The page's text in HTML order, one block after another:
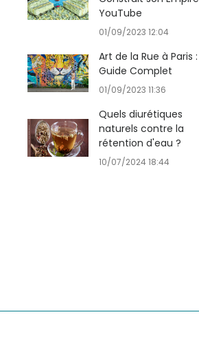
YouTube
01/09/2023 12:04
Art de la Rue à Paris :
Guide Complet
01/09/2023 11:36
Quels diurétiques
naturels contre la
rétention d'eau ?
10/07/2024 18:44